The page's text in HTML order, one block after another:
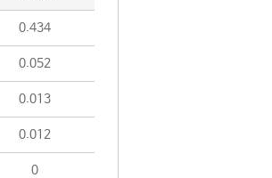
0.434
0.052
0.013
0.012
0